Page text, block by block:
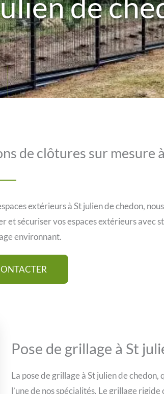
de clôtures sur mesure
extérieurs à St julien de chedon,
sécuriser vos espaces extérieurs avec
environnant.
Pose de grillage à St
La pose de grillage à St julien de chedon,
l’une de nos spécialités. Le grillage